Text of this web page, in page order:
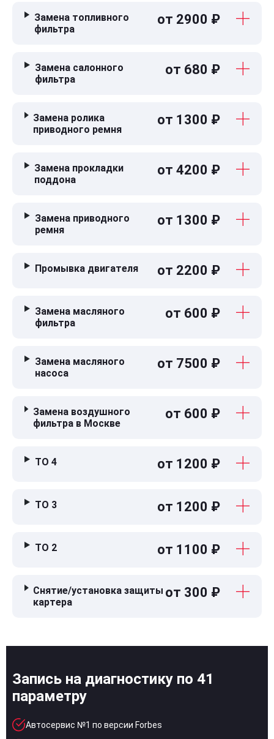
Замена топливного
фильтра
от 2900 ₽
Замена салонного
фильтра
от 680 ₽
Замена ролика
приводного ремня
от 1300 ₽
Замена прокладки
поддона
от 4200 ₽
Замена приводного
ремня
от 1300 ₽
Промывка двигателя от 2200 ₽
Замена масляного
фильтра
от 600 ₽
Замена масляного
насоса
от 7500 ₽
Замена воздушного
фильтра в Москве
от 600 ₽
ТО 4 от 1200 ₽
ТО 3 от 1200 ₽
ТО 2 от 1100 ₽
Снятие/установка защиты
картера
от 300 ₽
Запись на диагностику по 41
параметру
Автосервис №1 по версии Forbes